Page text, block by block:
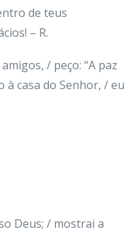
de teus
– R.
/ peço: “A paz
à casa do Senhor, / eu
Deus; / mostrai a